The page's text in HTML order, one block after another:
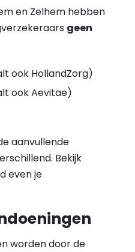
en Zelhem hebben
geen
ook HollandZorg)
ook Aevitae)
aanvullende
Bekijk
even je
worden door de